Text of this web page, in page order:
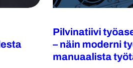
Pilvinatiivi
– näin moderni
manuaalista